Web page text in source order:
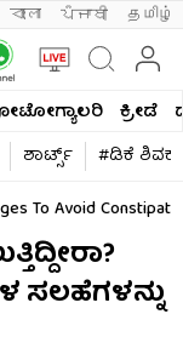
বাংলা ਪੰਜਾਬੀ தமிழ்
ಕ್ರೀಡೆ
ಶಾರ್ಟ್ಸ್​
#ಡಿಕೆ
To Avoid
ಸಲಹೆಗಳನ್ನು